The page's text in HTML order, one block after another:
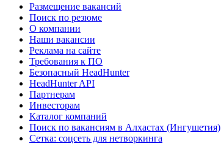
Размещение вакансий
Поиск по резюме
О компании
Наши вакансии
Реклама на сайте
Требования к ПО
Безопасный HeadHunter
HeadHunter API
Партнерам
Инвесторам
Каталог компаний
Поиск по вакансиям в Алхастах (Ингушетия)
Сетка: соцсеть для нетворкинга